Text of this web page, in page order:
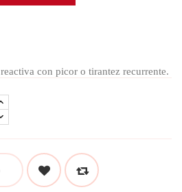
con picor o tirantez recurrente.